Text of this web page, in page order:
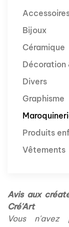
Bijoux
Céramique
Décoration
Divers
Graphisme
Produits
Vêtements
Avis aux
Cré'Art
Vous